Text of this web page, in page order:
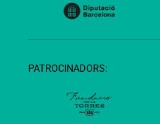
PATROCINADORS: